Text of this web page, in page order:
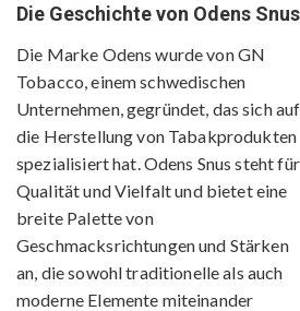
Die Geschichte von Odens Snus
Die Marke Odens wurde von GN
Tobacco, einem schwedischen
Unternehmen, gegründet, das sich auf
die Herstellung von Tabakprodukten
spezialisiert hat. Odens Snus steht für
Qualität und Vielfalt und bietet eine
breite Palette von
Geschmacksrichtungen und Stärken
an, die sowohl traditionelle als auch
moderne Elemente miteinander